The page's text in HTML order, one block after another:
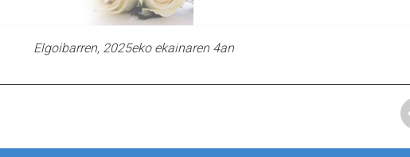
Elgoibarren, 2025eko ekainaren 4an